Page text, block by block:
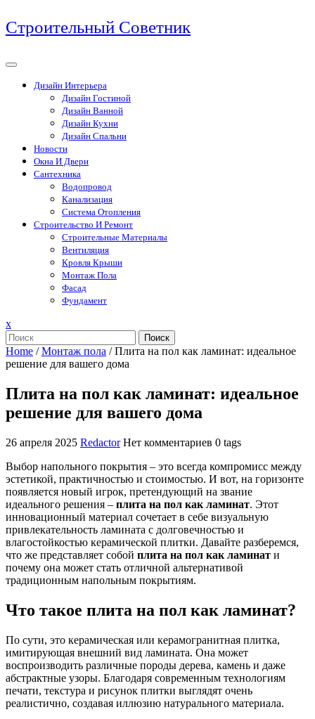
Перейти
к
Строительный Советник
Дизайн Интерьера
Дизайн Гостиной
Дизайн Ванной
Дизайн Кухни
Дизайн Спальни
Новости
Окна И Двери
Сантехника
Водопровод
Канализация
Система Отопления
Строительство И Ремонт
Строительные Материалы
Вентиляция
Кровля Крыши
Монтаж Пола
Фасад
Фундамент
xЗакрыть
меню
Поиск
Home /Монтаж пола /Плита на пол как ламинат: идеальное
решение для вашего дома
Плита на пол как ламинат: идеальное
решение для вашего дома
26 апреля 2025 Redactor Нет комментариев 0 tags
Выбор напольного покрытия – это всегда компромисс между
эстетикой, практичностью и стоимостью. И вот, на горизонте
появляется новый игрок, претендующий на звание
идеального решения – плита на пол как ламинат. Этот
инновационный материал сочетает в себе визуальную
привлекательность ламината с долговечностью и
влагостойкостью керамической плитки. Давайте разберемся,
что же представляет собой плита на пол как ламинат и
почему она может стать отличной альтернативой
традиционным напольным покрытиям.
Что такое плита на пол как ламинат?
По сути, это керамическая или керамогранитная плитка,
имитирующая внешний вид ламината. Она может
воспроизводить различные породы дерева, камень и даже
абстрактные узоры. Благодаря современным технологиям
печати, текстура и рисунок плитки выглядят очень
реалистично, создавая иллюзию натурального материала.